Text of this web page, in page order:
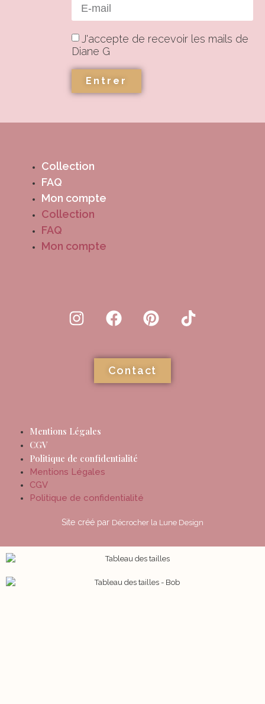
J'accepte de recevoir les mails de
Diane G
Entrer
Collection
FAQ
Mon compte
Collection
FAQ
Mon compte
Contact
Mentions Légales
CGV
Politique de confidentialité
Mentions Légales
CGV
Politique de confidentialité
Site créé par Décrocher la Lune Design